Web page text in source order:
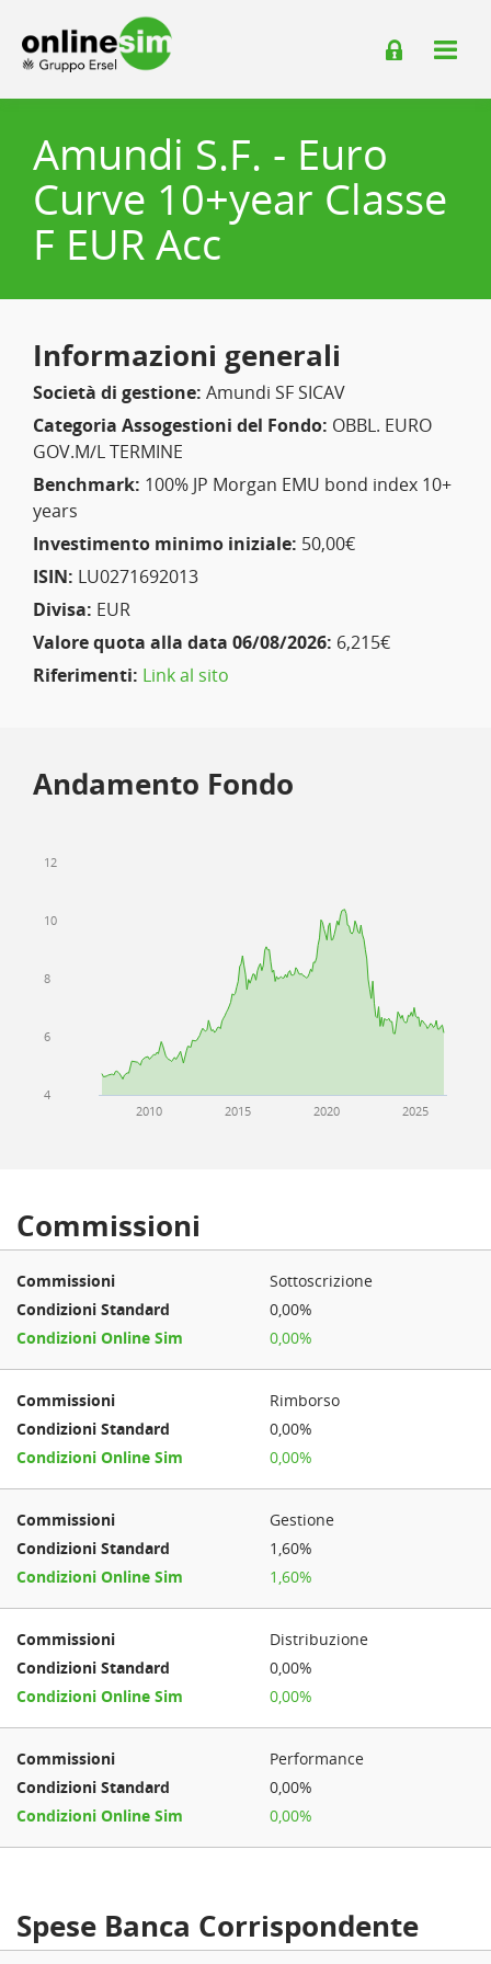
Amundi S.F. - Euro
Curve 10+year Classe
F EUR Acc
Informazioni generali
Società di gestione: Amundi SF SICAV
Categoria Assogestioni del Fondo: OBBL. EURO
GOV.M/L TERMINE
Benchmark: 100% JP Morgan EMU bond index 10+
years
Investimento minimo iniziale: 50,00€
ISIN: LU0271692013
Divisa: EUR
Valore quota alla data 06/08/2026: 6,215€
Riferimenti: Link al sito
Andamento Fondo
2010 2015 2020 2025
4
6
8
10
12
Commissioni
Sottoscrizione
0,00%
0,00%
Rimborso
0,00%
0,00%
Gestione
1,60%
1,60%
Distribuzione
0,00%
0,00%
Performance
0,00%
0,00%
Spese Banca Corrispondente